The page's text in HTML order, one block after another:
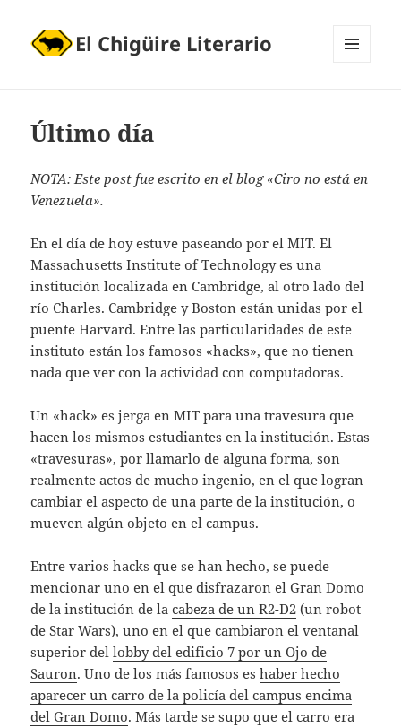
El Chigüire Literario
Último día
NOTA: Este post fue escrito en el blog «Ciro no está en
Venezuela».
En el día de hoy estuve paseando por el MIT. El
Massachusetts Institute of Technology es una
institución localizada en Cambridge, al otro lado del
río Charles. Cambridge y Boston están unidas por el
puente Harvard. Entre las particularidades de este
instituto están los famosos «hacks», que no tienen
nada que ver con la actividad con computadoras.
Un «hack» es jerga en MIT para una travesura que
hacen los mismos estudiantes en la institución. Estas
«travesuras», por llamarlo de alguna forma, son
realmente actos de mucho ingenio, en el que logran
cambiar el aspecto de una parte de la institución, o
mueven algún objeto en el campus.
Entre varios hacks que se han hecho, se puede
mencionar uno en el que disfrazaron el Gran Domo
de la institución de lacabeza de un R2-D2 (un robot
de Star Wars), uno en el que cambiaron el ventanal
superior dellobby del edificio 7 por un Ojo de
Sauron. Uno de los más famosos eshaber hecho
aparecer un carro de la policía del campus encima
del Gran Domo. Más tarde se supo que el carro era